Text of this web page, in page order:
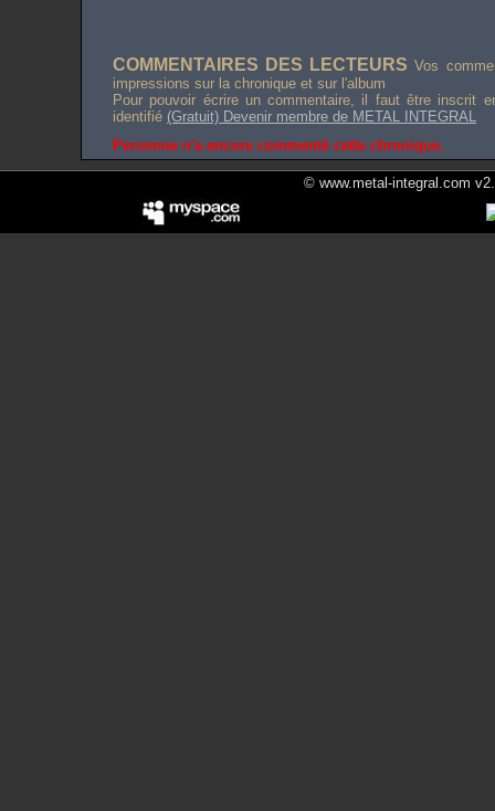
COMMENTAIRES DES LECTEURS Vos
impressions sur la chronique et sur l'album
Pour pouvoir écrire un commentaire, il faut être inscrit
identifié (Gratuit) Devenir membre de METAL INTEGRAL
Personne n'a encore commenté cette chronique.
© www.metal-integral.com